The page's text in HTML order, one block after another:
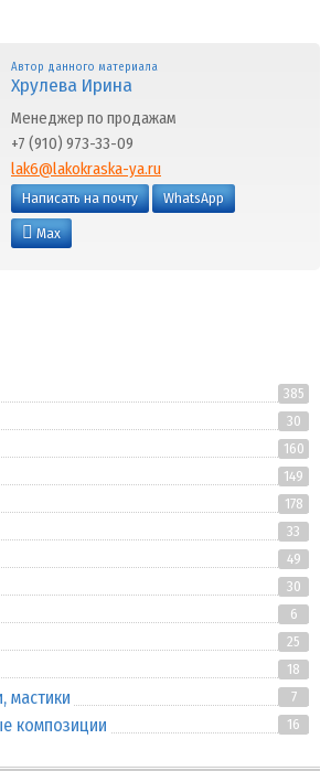
Автор данного материала
Хрулева Ирина
Менеджер по продажам
+7 (910) 973-33-09
lak6@lakokraska-ya.ru
Написать на почту
WhatsApp
Max
385
30
160
149
178
33
49
30
6
25
18
мастики 7
композиции 16